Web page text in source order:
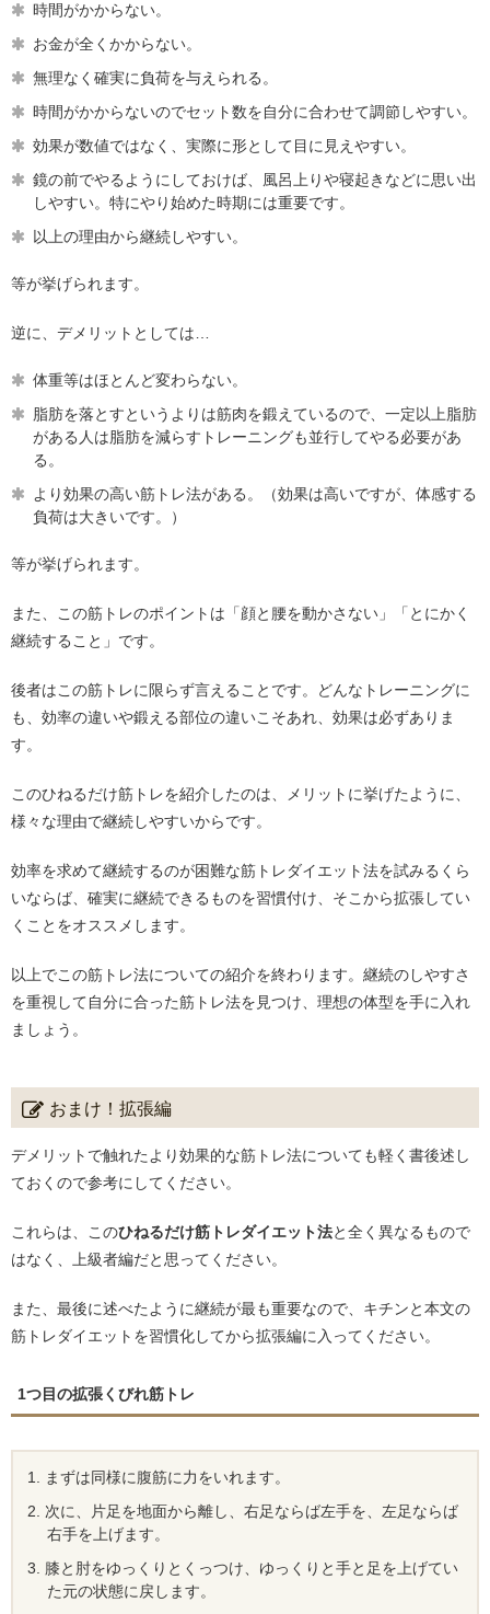
時間がかからない。
お金が全くかからない。
無理なく確実に負荷を与えられる。
時間がかからないのでセット数を自分に合わせて調節しやすい。
効果が数値ではなく、実際に形として目に見えやすい。
鏡の前でやるようにしておけば、風呂上りや寝起きなどに思い出
しやすい。特にやり始めた時期には重要です。
以上の理由から継続しやすい。
等が挙げられます。
逆に、デメリットとしては…
体重等はほとんど変わらない。
脂肪を落とすというよりは筋肉を鍛えているので、一定以上脂肪
がある人は脂肪を減らすトレーニングも並行してやる必要があ
る。
より効果の高い筋トレ法がある。（効果は高いですが、体感する
負荷は大きいです。）
等が挙げられます。
また、この筋トレのポイントは「顔と腰を動かさない」「とにかく
継続すること」です。
後者はこの筋トレに限らず言えることです。どんなトレーニングに
も、効率の違いや鍛える部位の違いこそあれ、効果は必ずありま
す。
このひねるだけ筋トレを紹介したのは、メリットに挙げたように、
様々な理由で継続しやすいからです。
効率を求めて継続するのが困難な筋トレダイエット法を試みるくら
いならば、確実に継続できるものを習慣付け、そこから拡張してい
くことをオススメします。
以上でこの筋トレ法についての紹介を終わります。継続のしやすさ
を重視して自分に合った筋トレ法を見つけ、理想の体型を手に入れ
ましょう。
おまけ！拡張編
デメリットで触れたより効果的な筋トレ法についても軽く書後述し
ておくので参考にしてください。
これらは、このひねるだけ筋トレダイエット法と全く異なるもので
はなく、上級者編だと思ってください。
また、最後に述べたように継続が最も重要なので、キチンと本文の
筋トレダイエットを習慣化してから拡張編に入ってください。
1つ目の拡張くびれ筋トレ
まずは同様に腹筋に力をいれます。
次に、片足を地面から離し、右足ならば左手を、左足ならば
右手を上げます。
膝と肘をゆっくりとくっつけ、ゆっくりと手と足を上げてい
た元の状態に戻します。